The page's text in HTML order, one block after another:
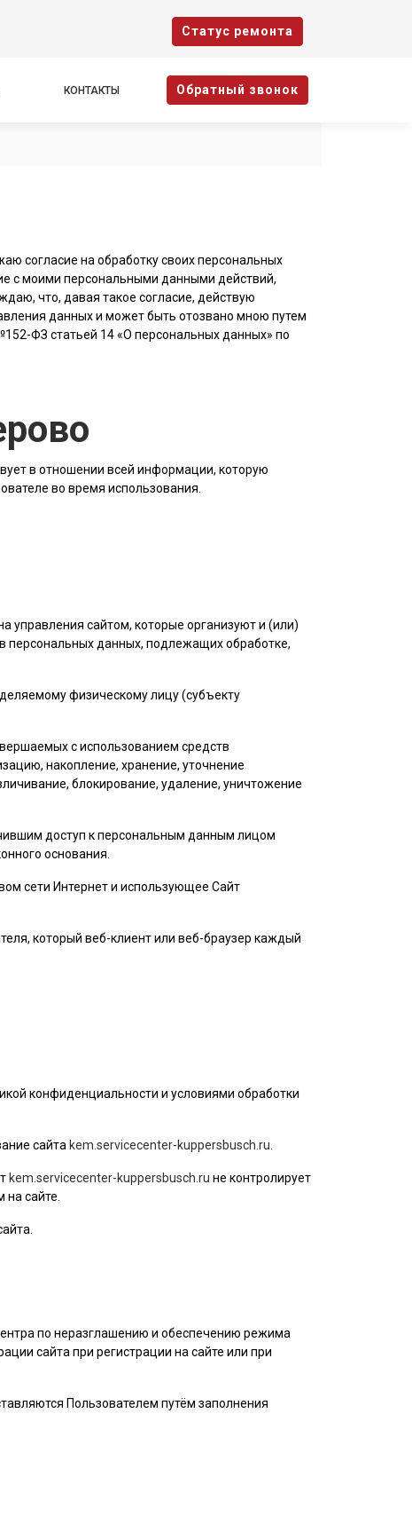
Cтатус ремонта
КОНТАКТЫ Oбратный звонок
согласие на обработку своих персональных
с моими персональными данными действий,
что, давая такое согласие, действую
данных и может быть отозвано мною путем
ФЗ статьей 14 «О персональных данных» по
в отношении всей информации, которую
во время использования.
управления сайтом, которые организуют и (или)
персональных данных, подлежащих обработке,
физическому лицу (субъекту
с использованием средств
накопление, хранение, уточнение
блокирование, удаление, уничтожение
доступ к персональным данным лицом
основания.
сети Интернет и использующее Сайт
, который веб-клиент или веб-браузер каждый
конфиденциальности и условиями обработки
сайта kem.servicecenter-kuppersbusch.ru
kem.servicecenter-kuppersbusch.ru не контролирует
сайте.
по неразглашению и обеспечению режима
сайта при регистрации на сайте или при
Пользователем путём заполнения